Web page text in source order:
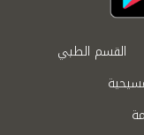
القسم الطبي